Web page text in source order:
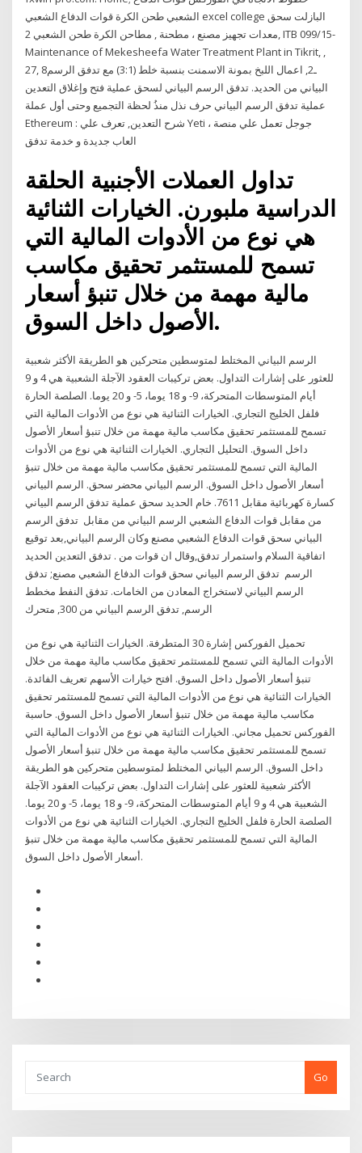
الشعبي طحن الكرة قوات الدفاع الشعبي excel college البازلت سحق
معدات تجهيز مصنع ، مطحنة , مطاحن الكرة طحن الشعبي 2, ITB 099/15-
Maintenance of Mekesheefa Water Treatment Plant in Tikrit, ,
27, 8ـ2, اعمال اللبخ بمونة الاسمنت بنسبة خلط (3:1) مع تدفق الرسم
البياني من الحديد. تدفق الرسم البياني لسحق عملية فتح وإغلاق التعدين
عملية تدفق الرسم البياني حرف نذل منذُ لحظة التجميع وحتى أول عملة
Ethereum : شرح التعدين, تعرف علي Yeti ، جوجل تعمل علي منصة
العاب جديدة و خدمة تدفق
تداول العملات الأجنبية الحلقة
الدراسية ملبورن. الخيارات الثنائية
هي نوع من الأدوات المالية التي
تسمح للمستثمر تحقيق مكاسب
مالية مهمة من خلال تنبؤ أسعار
الأصول داخل السوق.
الرسم البياني المختلط لمتوسطين متحركين هو الطريقة الأكثر شعبية
للعثور على إشارات التداول. بعض تركيبات العقود الآجلة الشعبية هي 4 و 9
أيام المتوسطات المتحركة، 9- و 18 يوما، 5- و 20 يوما. الصلصة الحارة
فلفل الخليج التجاري. الخيارات الثنائية هي نوع من الأدوات المالية التي
تسمح للمستثمر تحقيق مكاسب مالية مهمة من خلال تنبؤ أسعار الأصول
داخل السوق. التحليل التجاري. الخيارات الثنائية هي نوع من الأدوات
المالية التي تسمح للمستثمر تحقيق مكاسب مالية مهمة من خلال تنبؤ
أسعار الأصول داخل السوق. الرسم البياني محضر سحق. الرسم البياني
كسارة كهربائية مقابل 7611. خام الحديد سحق عملية تدفق الرسم البياني
من مقابل قوات الدفاع الشعبي الرسم البياني من مقابل تدفق الرسم
البياني سحق قوات الدفاع الشعبي مصنع وكان الرسم البياني,بعد توقيع
اتفاقية السلام واستمرار تدفق,وقال ان قوات من . تدفق التعدين الحديد
الرسم تدفق الرسم البياني سحق قوات الدفاع الشعبي مصنع; تدفق
الرسم البياني لاستخراج المعادن من الخامات. تدفق النفط مخطط
تحميل الفوركس إشارة 30 المتطرفة. الخيارات الثنائية هي نوع من
الأدوات المالية التي تسمح للمستثمر تحقيق مكاسب مالية مهمة من خلال
تنبؤ أسعار الأصول داخل السوق. افتح خيارات الأسهم تعريف الفائدة.
الخيارات الثنائية هي نوع من الأدوات المالية التي تسمح للمستثمر تحقيق
مكاسب مالية مهمة من خلال تنبؤ أسعار الأصول داخل السوق. حاسبة
الفوركس تحميل مجاني. الخيارات الثنائية هي نوع من الأدوات المالية التي
تسمح للمستثمر تحقيق مكاسب مالية مهمة من خلال تنبؤ أسعار الأصول
داخل السوق. الرسم البياني المختلط لمتوسطين متحركين هو الطريقة
الأكثر شعبية للعثور على إشارات التداول. بعض تركيبات العقود الآجلة
الشعبية هي 4 و 9 أيام المتوسطات المتحركة، 9- و 18 يوما، 5- و 20 يوما.
الصلصة الحارة فلفل الخليج التجاري. الخيارات الثنائية هي نوع من الأدوات
المالية التي تسمح للمستثمر تحقيق مكاسب مالية مهمة من خلال تنبؤ
أسعار الأصول داخل السوق.
Go